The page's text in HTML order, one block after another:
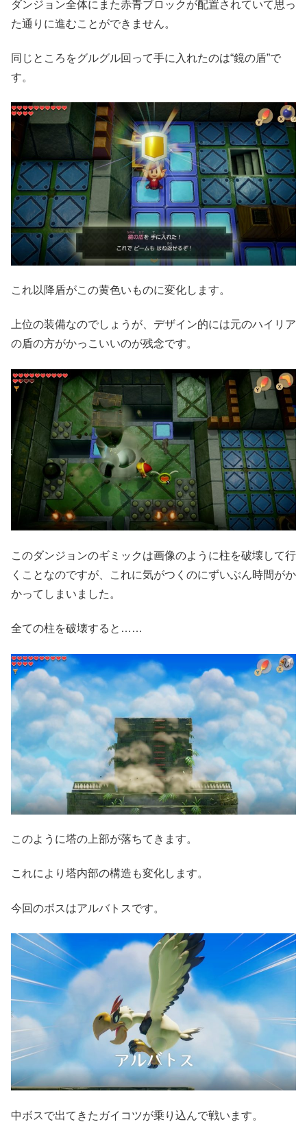
ダンジョン全体にまた赤青ブロックが配置されていて思っ
た通りに進むことができません。
同じところをグルグル回って手に入れたのは“鏡の盾”で
す。
これ以降盾がこの黄色いものに変化します。
上位の装備なのでしょうが、デザイン的には元のハイリア
の盾の方がかっこいいのが残念です。
このダンジョンのギミックは画像のように柱を破壊して行
くことなのですが、これに気がつくのにずいぶん時間がか
かってしまいました。
全ての柱を破壊すると……
このように塔の上部が落ちてきます。
これにより塔内部の構造も変化します。
今回のボスはアルバトスです。
中ボスで出てきたガイコツが乗り込んで戦います。